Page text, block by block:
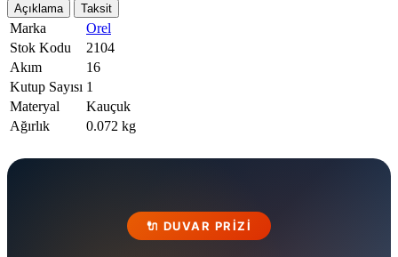
Açıklama Taksit
Marka
Orel
Stok Kodu
2104
Akım
16
Kutup Sayısı 1
Materyal
Kauçuk
Ağırlık
0.072 kg
🔌 DUVAR PRIZI